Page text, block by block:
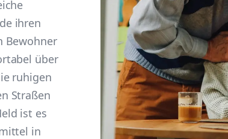
ihren
Bewohner
über
ruhigen
Straßen
ist es
in